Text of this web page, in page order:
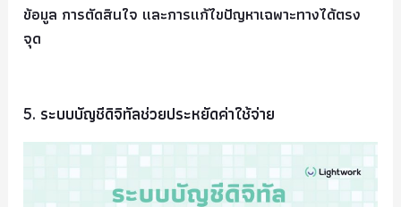
ข้อมูล การตัดสินใจ และการแก้ไขปัญหาเฉพาะทางได้ตรง
จุด
5. ระบบบัญชีดิจิทัลช่วยประหยัดค่าใช้จ่าย